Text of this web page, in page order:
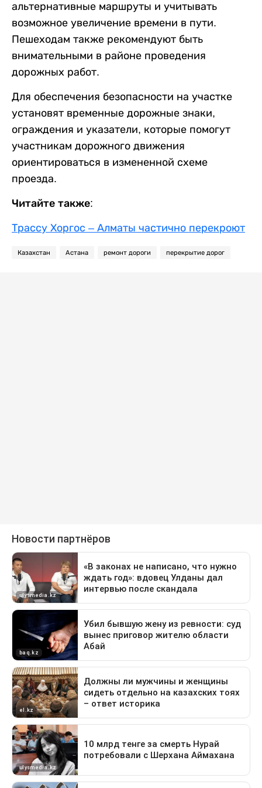
альтернативные маршруты и учитывать
возможное увеличение времени в пути.
Пешеходам также рекомендуют быть
внимательными в районе проведения
дорожных работ.
Для обеспечения безопасности на участке
установят временные дорожные знаки,
ограждения и указатели, которые помогут
участникам дорожного движения
ориентироваться в измененной схеме
проезда.
Читайте также:
Трассу Хоргос – Алматы частично перекроют
Казахстан Астана ремонт дороги перекрытие дорог